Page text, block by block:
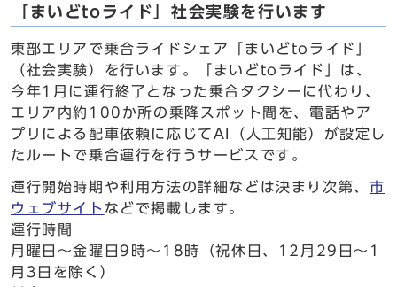
「まいどtoライド」社会実験を行います
東部エリアで乗合ライドシェア「まいどtoライド」
（社会実験）を行います。「まいどtoライド」は、
今年1月に運行終了となった乗合タクシーに代わり、
エリア内約100か所の乗降スポット間を、電話やア
プリによる配車依頼に応じてAI（人工知能）が設定し
たルートで乗合運行を行うサービスです。
運行開始時期や利用方法の詳細などは決まり次第、 市
ウェブサイト などで掲載します。
運行時間
月曜日～金曜日9時～18時（祝休日、12月29日～1
月3日を除く）